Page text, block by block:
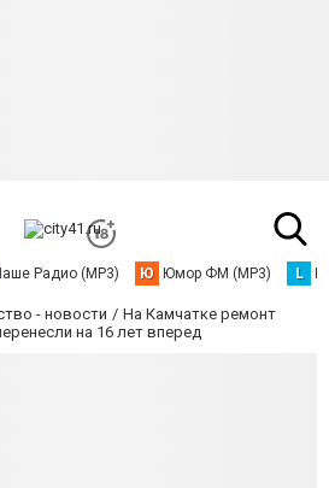
Радио (MP3) Ю Юмор ФМ (MP3) L
- новости
На Камчатке ремонт
на 16 лет вперед